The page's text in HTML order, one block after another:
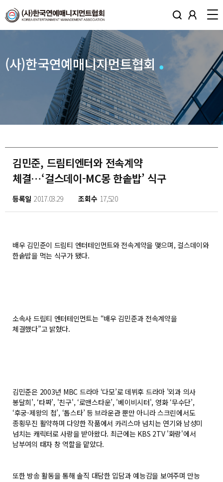
(사)한국연예매니지먼트협회
김민준, 드림티엔터와 전속계약
체결…‘걸스데이-MC몽 한솥밥’ 식구
등록일 2017.03.29 조회수 17,520
배우 김민준이 드림티 엔터테인먼트와 전속계약을 맺으며, 걸스데이와
한솥밥을 먹는 식구가 됐다.
소속사 드림티 엔터테인먼트는 “배우 김민준과 전속계약을
체결했다”고 밝혔다.
김민준은 2003년 MBC 드라마 ‘다모’로 데뷔후 드라마 ’외과 의사
봉달희’, ‘타짜’, '친구', ‘로맨스타운’, '베이비시터', 영화 ‘무수단’,
‘후궁-제왕의 첩’, ‘톱스타’ 등 브라운관 뿐만 아니라 스크린에서도
종횡무진 활약하며 다양한 작품에서 카리스마 넘치는 연기와 남성미
넘치는 캐릭터로 사랑을 받아왔다. 최근에는 KBS 2TV '화랑'에서
남부여의 태자 창 역할을 맡았다.
또한 방송 활동을 통해 솔직 대담한 입담과 예능감을 보여주며 만능